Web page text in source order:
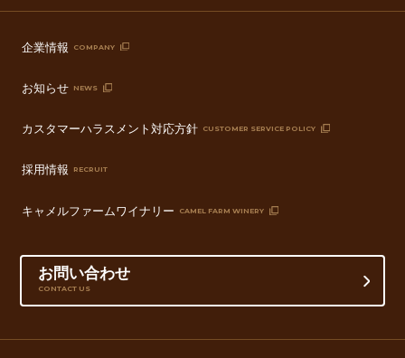
企業情報 COMPANY
お知らせ NEWS
カスタマーハラスメント対応方針 CUSTOMER SERVICE POLICY
採用情報 RECRUIT
キャメルファームワイナリー CAMEL FARM WINERY
お問い合わせ
CONTACT US